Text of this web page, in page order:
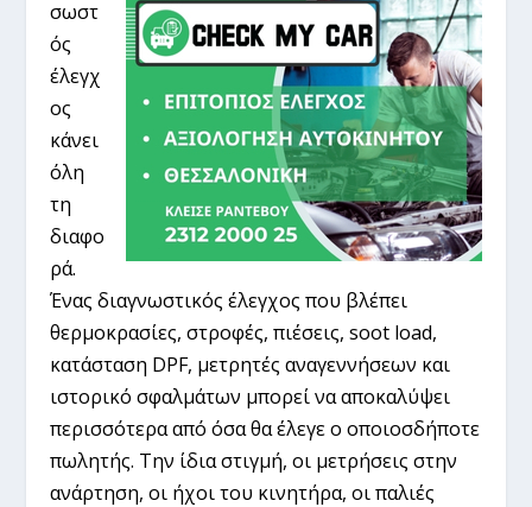
σωστ
ός
έλεγχ
ος
κάνει
όλη
τη
διαφο
ρά.
Ένας διαγνωστικός έλεγχος που βλέπει
θερμοκρασίες, στροφές, πιέσεις, soot load,
κατάσταση DPF, μετρητές αναγεννήσεων και
ιστορικό σφαλμάτων μπορεί να αποκαλύψει
περισσότερα από όσα θα έλεγε ο οποιοσδήποτε
πωλητής. Την ίδια στιγμή, οι μετρήσεις στην
ανάρτηση, οι ήχοι του κινητήρα, οι παλιές